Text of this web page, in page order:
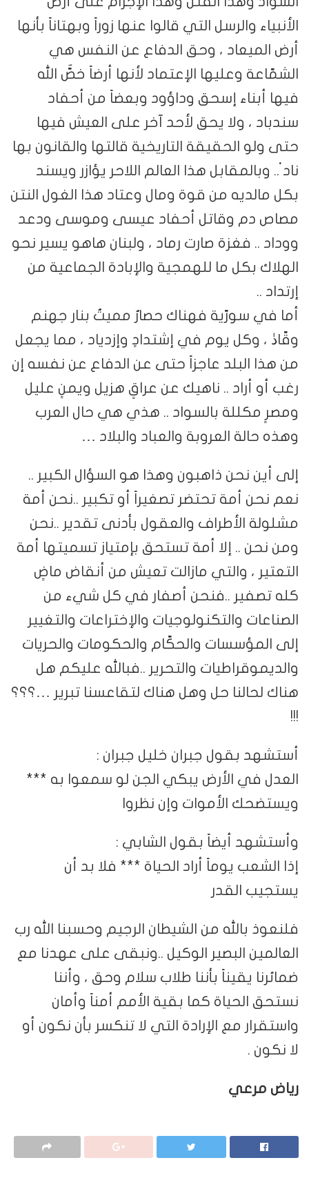
الأنبياء والرسل التي قالوا عنها زوراً وبهتاناً بأنها
أرض الميعاد ، وحق الدفاع عن النفس هي
الشمّاعة وعليها الإعتماد لأنها أرضاً خصّٓ الله
فيها أبناء إسحق وداؤود وبعضاً من أحفاد
سندباد ، ولا يحق لأحد آخر على العيش فيها
حتى ولو الحقيقة التاريخية قالتها والقانون بها
ناد ْ.. وبالمقابل هذا العالم اللاحر يؤازر ويسند
بكل مالديه من قوة ومال وعتاد هذا الغول النتن
مصاص دم وقاتل أحفاد عيسى وموسى ودعد
ووداد .. فغزة صارت رماد ، ولبنان هاهو يسير نحو
الهلاك بكل ما للهمجية والإبادة الجماعية من
إرتداد ..
أما في سورّية فهناك حصارٌ مميتٌ بنار جهنم
وقّادٰ ، وكل يوم في إشتدادٍ وإزدياد ، مما يجعل
من هذا البلد عاجزاً حتى عن الدفاع عن نفسه إن
رغب أو أراد .. ناهيك عن عراقٍ هزيل ويمنٍ عليل
ومصرٍ مكللة بالسواد .. هذي هي حال العرب
وهذه حالة العروبة والعباد والبلاد …
إلى أين نحن ذاهبون وهذا هو السؤال الكبير ..
نعم نحن أمة تحتضر تصغيراً أو تكبير ..نحن أمة
مشلولة الأطراف والعقول بأدنى تقدير ..نحن
ومن نحن .. إلا أمة تستحق بإمتياز تسميتها أمة
التعتير ، والتي مازالت تعيش من أنقاض ماضٍ
كله تصفير ..فنحن أصفار في كل شيء من
الصناعات والتكنولوجيات والإختراعات والتغيير
إلى المؤسسات والحكّام والحكومات والحريات
والديموقراطيات والتحرير ..فبالله عليكم هل
هناك لحالنا حل وهل هناك لتقاعسنا تبرير …؟؟؟
!!!
أستشهد بقول جبران خليل جبران :
العدل في الأرض يبكي الجن لو سمعوا به ***
ويستضحك الأموات وإن نظروا
وأستشهد أيضاً بقول الشابي :
إذا الشعب يوماً أراد الحياة *** فلا بد أن
يستجيب القدر
فلنعوذ بالله من الشيطان الرجيم وحسبنا الله رب
العالمين البصير الوكيل ..ونبقى على عهدنا مع
ضمائرنا يقيناً بأننا طلاب سلام وحق ، وأننا
نستحق الحياة كما بقية الأمم أمناً وأمان
واستقرار مع الإرادة التي لا تنكسر بأن نكون أو
لا نكون .
رياض مرعي